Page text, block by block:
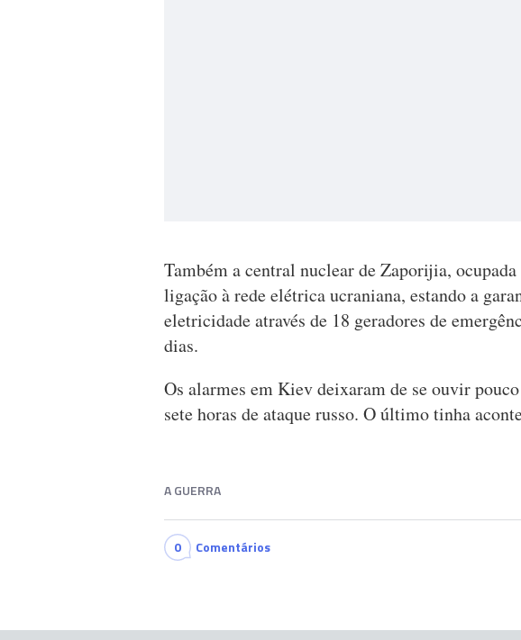
Também a central nuclear de Zaporijia,
ligação à rede elétrica ucraniana, estando a
eletricidade através de 18 geradores de
dias.
Os alarmes em Kiev deixaram de se ouvir
sete horas de ataque russo. O último tinha
A GUERRA
0 Comentários